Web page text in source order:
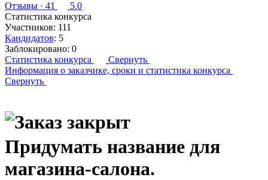
Отзывы · 41
5.0
Статистика конкурса
Участников: 111
Кандидатов: 5
Заблокировано: 0
Статистика конкурса
Свернуть
Информация о заказчике, сроки и статистика конкурса
Свернуть
Придумать название для
магазина-салона.